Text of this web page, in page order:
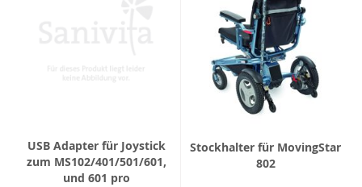
USB Adapter für Joystick
zum MS102/401/501/601,
und 601 pro
Stockhalter für MovingStar
802